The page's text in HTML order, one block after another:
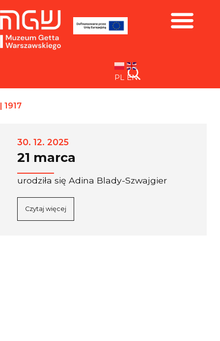
PL EN
| 1917
30. 12. 2025
21 marca
urodziła się Adina Blady-Szwajgier
Czytaj więcej